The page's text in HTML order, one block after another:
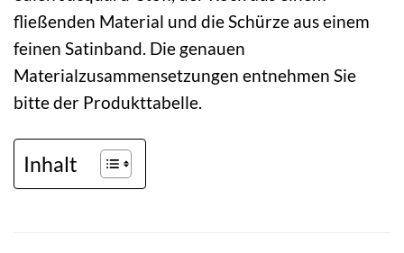
fließenden Material und die Schürze aus einem
feinen Satinband. Die genauen
Materialzusammensetzungen entnehmen Sie
bitte der Produkttabelle.
Inhalt